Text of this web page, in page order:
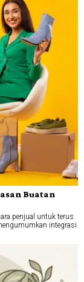
Buatan
penjual untuk terus
integrasi